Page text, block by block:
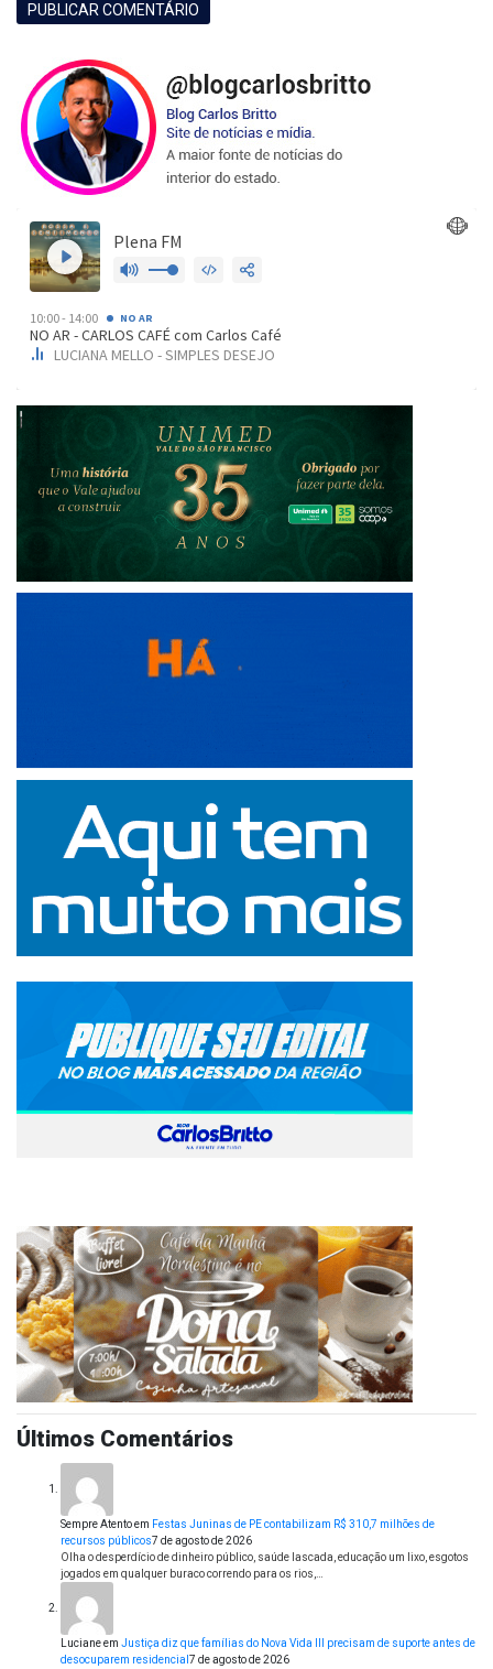
Últimos Comentários
Sempre Atentoem Festas Juninas de PE contabilizam R$ 310,7 milhões de
recursos públicos7 de agosto de 2026
Olha o desperdício de dinheiro público, saúde lascada, educação um lixo, esgotos
jogados em qualquer buraco correndo para os rios,…
Lucianeem Justiça diz que famílias do Nova Vida III precisam de suporte antes de
desocuparem residencial 7 de agosto de 2026